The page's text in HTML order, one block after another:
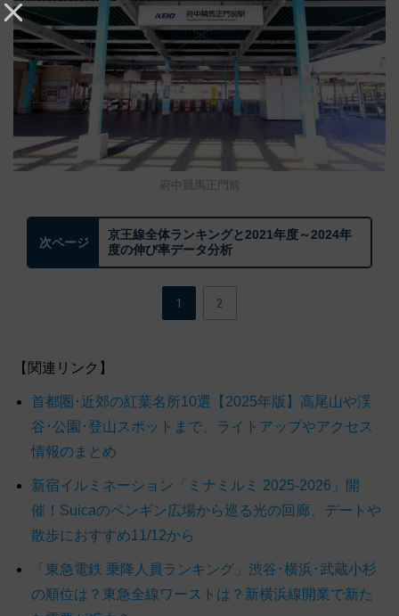
府中競馬正門前
次ページ
京王線全体ランキングと2021年度～2024年
度の伸び率データ分析
1 2
【関連リンク】
首都圏･近郊の紅葉名所10選【2025年版】高尾山や渓
谷･公園･登山スポットまで、ライトアップやアクセス
情報のまとめ
新宿イルミネーション「ミナミルミ 2025-2026」開
催！Suicaのペンギン広場から巡る光の回廊、デートや
散歩におすすめ11/12から
「東急電鉄 乗降人員ランキング」渋谷･横浜･武蔵小杉
の順位は？東急全線ワーストは？新横浜線開業で新た